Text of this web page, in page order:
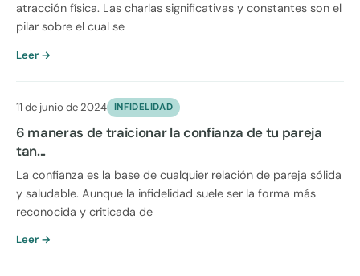
atracción física. Las charlas significativas y constantes son el
pilar sobre el cual se
Leer →
11 de junio de 2024 INFIDELIDAD
6 maneras de traicionar la confianza de tu pareja
tan...
La confianza es la base de cualquier relación de pareja sólida
y saludable. Aunque la infidelidad suele ser la forma más
reconocida y criticada de
Leer →